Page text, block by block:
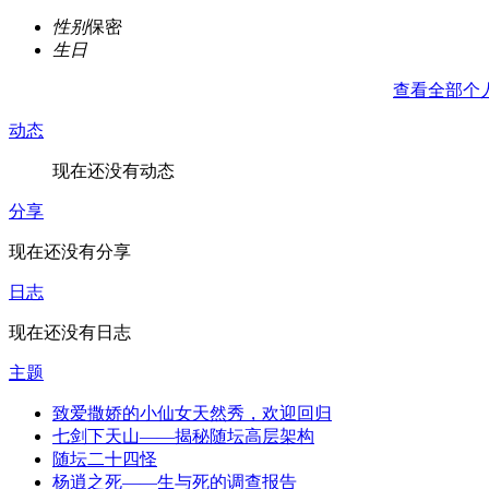
性别保密
生日
查看全部个
动态
现在还没有动态
分享
现在还没有分享
日志
现在还没有日志
主题
致爱撒娇的小仙女天然秀，欢迎回归
七剑下天山——揭秘随坛高层架构
随坛二十四怪
杨逍之死——生与死的调查报告